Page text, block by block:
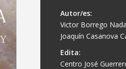
Autor/es:
Victor Borrego
Joaquín Casanova
Edita:
Centro José